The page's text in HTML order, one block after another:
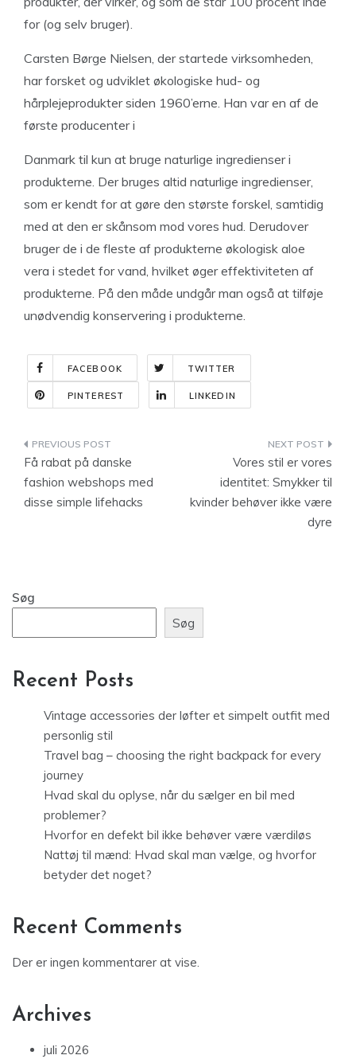
for (og selv bruger).
Carsten Børge Nielsen, der startede virksomheden,
har forsket og udviklet økologiske hud- og
hårplejeprodukter siden 1960’erne. Han var en af ​​de
første producenter i
Danmark til kun at bruge naturlige ingredienser i
produkterne. Der bruges altid naturlige ingredienser,
som er kendt for at gøre den største forskel, samtidig
med at den er skånsom mod vores hud. Derudover
bruger de i de fleste af produkterne økologisk aloe
vera i stedet for vand, hvilket øger effektiviteten af ​​
produkterne. På den måde undgår man også at tilføje
unødvendig konservering i produkterne.
FACEBOOK TWITTER
PINTEREST LINKEDIN
Indlægsnavigation
Få rabat på danske
fashion webshops med
disse simple lifehacks
Vores stil er vores
identitet: Smykker til
kvinder behøver ikke være
dyre
Søg
Søg
Recent Posts
Vintage accessories der løfter et simpelt outfit med
personlig stil
Travel bag – choosing the right backpack for every
journey
Hvad skal du oplyse, når du sælger en bil med
problemer?
Hvorfor en defekt bil ikke behøver være værdiløs
Nattøj til mænd: Hvad skal man vælge, og hvorfor
betyder det noget?
Recent Comments
Der er ingen kommentarer at vise.
Archives
juli 2026